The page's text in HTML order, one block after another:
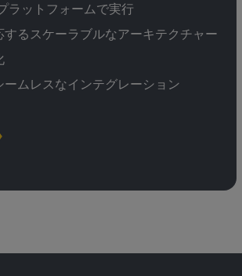
ラットフォームで実行
るスケーラブルなアーキテクチャー
ムレスなインテグレーション